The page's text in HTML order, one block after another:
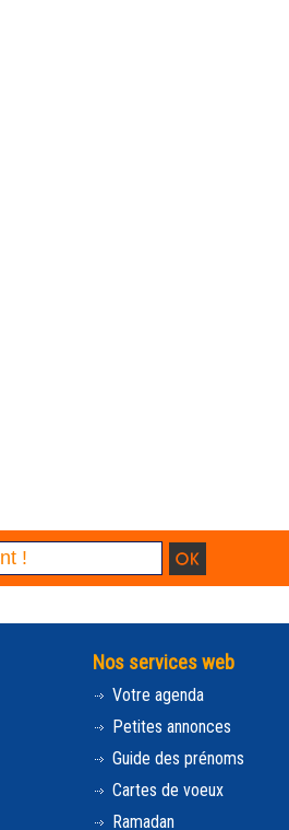
Nos services web
Votre agenda
Petites annonces
Guide des prénoms
Cartes de voeux
Ramadan